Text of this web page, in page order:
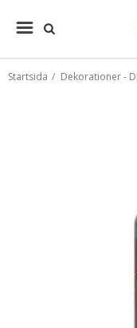
Startsida / Dekorationer -